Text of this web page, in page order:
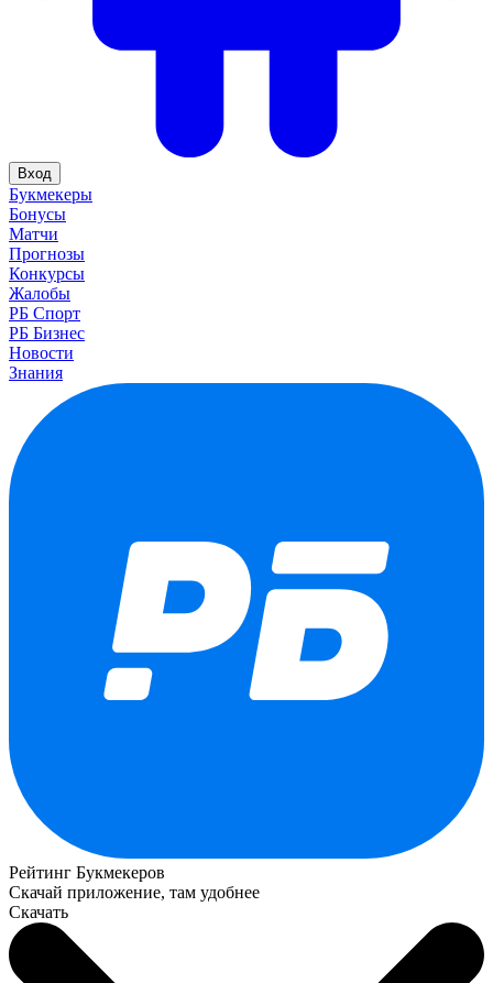
Вход
Букмекеры
Бонусы
Матчи
Прогнозы
Конкурсы
Жалобы
РБ Спорт
РБ Бизнес
Новости
Знания
Рейтинг Букмекеров
Скачай приложение, там удобнее
Скачать